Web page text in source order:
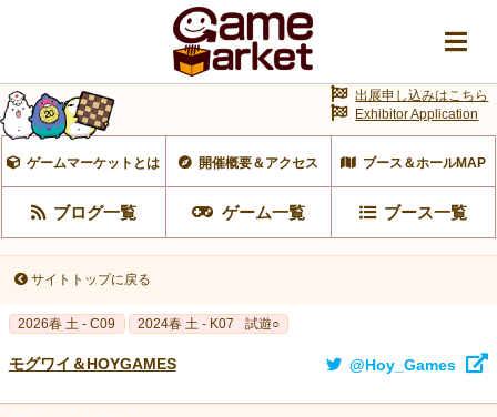
ゲームマーケットとは 開催概要＆アクセス ブース＆ホールMAP
ブログ一覧 ゲーム一覧 ブース一覧
出展申し込みはこちら
Exhibitor Application
サイトトップに戻る
2026春 土 - C09 2024春 土 - K07 試遊○
モグワイ＆HOYGAMES @Hoy_Games